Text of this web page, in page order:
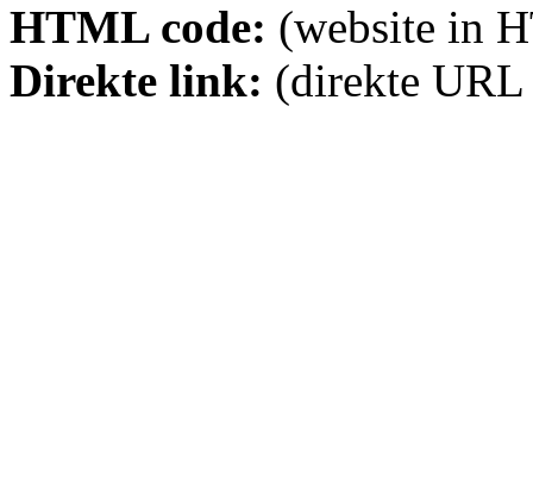
HTML code: (website in
Direkte link: (direkte